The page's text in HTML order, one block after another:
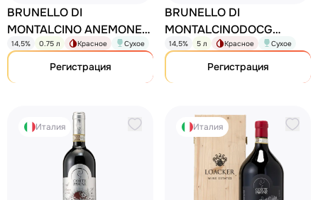
BRUNELLO DI
MONTALCINO ANEMONE
AL SOLE RISERVA
14,5% 0.75 л Красное Сухое
Регистрация
BRUNELLO DI
MONTALCINODOCG
Brunello di Montalcino
14,5% 5 л Красное Сухое
Регистрация
Италия Италия